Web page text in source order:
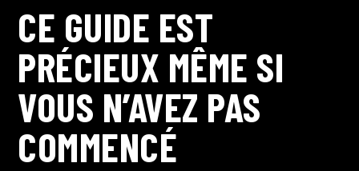
CE GUIDE EST
PRÉCIEUX MÊME SI
VOUS N’AVEZ PAS
COMMENCÉ